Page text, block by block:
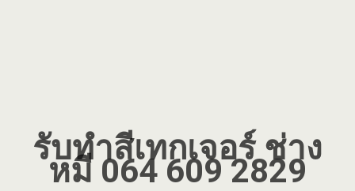
รับทำสีเทกเจอร์ ช่าง
หมี 064 609 2829